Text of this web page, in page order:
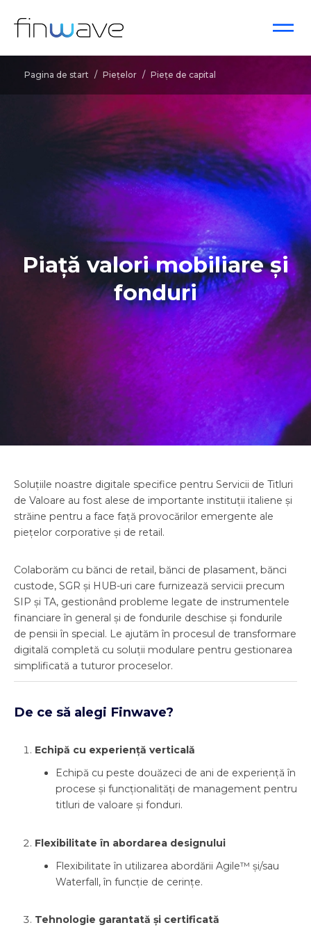
Pagina de start / Pieţelor / Piețe de capital
Piață valori mobiliare și
fonduri
Soluțiile noastre digitale specifice pentru Servicii de Titluri
de Valoare au fost alese de importante instituții italiene și
străine pentru a face față provocărilor emergente ale
piețelor corporative și de retail.
Colaborăm cu bănci de retail, bănci de plasament, bănci
custode, SGR și HUB-uri care furnizează servicii precum
SIP și TA, gestionând probleme legate de instrumentele
financiare în general și de fondurile deschise și fondurile
de pensii în special. Le ajutăm în procesul de transformare
digitală completă cu soluții modulare pentru gestionarea
simplificată a tuturor proceselor.
De ce să alegi Finwave?
Echipă cu experiență verticală
Echipă cu peste douăzeci de ani de experiență în
procese și funcționalități de management pentru
titluri de valoare și fonduri.
Flexibilitate în abordarea designului
Flexibilitate în utilizarea abordării Agile™ și/sau
Waterfall, în funcție de cerințe.
Tehnologie garantată și certificată